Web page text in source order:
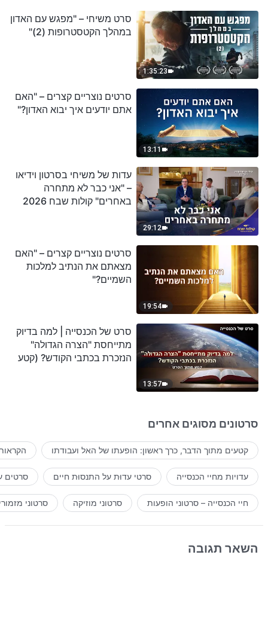
1:35:23
סרט משיחי – "מפגש עם האדון
במהלך הקטסטרופות (2)"
13:11
סרטים נוצריים קצרים – "האם
אתם יודעים איך יבוא האדון?"
29:12
עדות של משיחי בסרטון וידיאו
– "אני כבר לא מתחרה
באחרים" קולות שבח 2026
19:54
סרטים נוצריים קצרים – "האם
מצאתם את הנתיב למלכות
השמיים?"
13:57
סרט של הכנסייה | למה בדיוק
מתייחסת "הצרה הגדולה"
הנזכרת בכתבי הקודש? (קטע
סרטונים מסוגים אחרים
קטעים מתוך הדבר, כרך ראשון: הופעתו של האל ועבודתו
עדויות מחיי הכנסייה סרטי עדוּת על התנסוּת חיים סרטים
חיי הכנסייה – סרטוני הופעות סרטוני מוזיקה סרטוני
השאר תגובה